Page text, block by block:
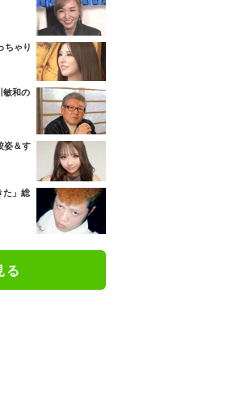
ちゃり
敏和の
姿＆す
た」総
る